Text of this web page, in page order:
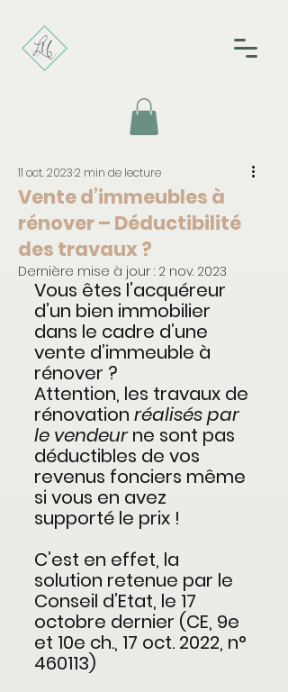
Vente d’immeubles à
rénover – Déductibilité
des travaux ?
11 oct. 20232 min de lecture
Dernière mise à jour : 2 nov. 2023
Vous êtes l’acquéreur
d’un bien immobilier
dans le cadre d’une
vente d’immeuble à
rénover ?
Attention, les travaux de
rénovation réalisés par
le vendeur ne sont pas
déductibles de vos
revenus fonciers même
si vous en avez
supporté le prix !
C’est en effet, la
solution retenue par le
Conseil d’Etat, le 17
octobre dernier (CE, 9e
et 10e ch., 17 oct. 2022, n°
460113)